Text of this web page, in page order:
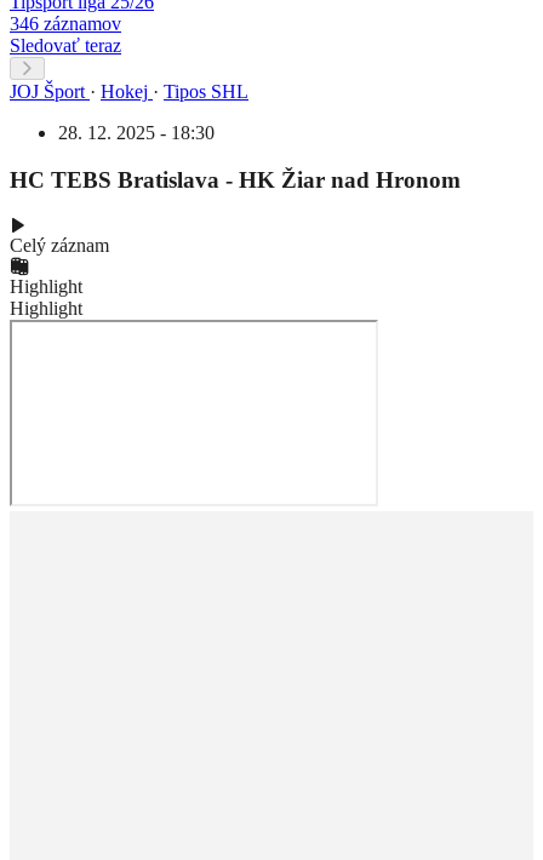
346 záznamov
Sledovať teraz
JOJ Šport · Hokej · Tipos SHL
28. 12. 2025 - 18:30
HC TEBS Bratislava - HK Žiar nad Hronom
Celý záznam
Highlight
Highlight